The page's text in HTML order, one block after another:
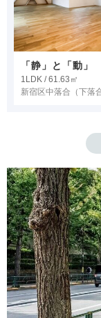
「静」と「動」
1LDK / 61.63㎡
新宿区中落合 （下落